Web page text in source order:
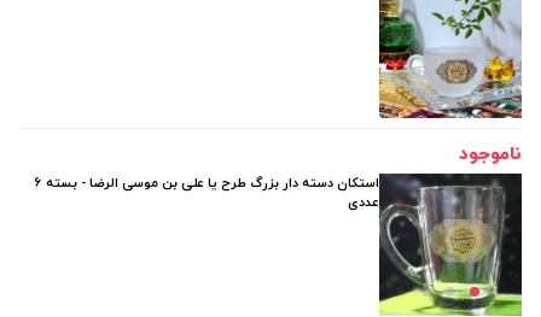
ناموجود
استکان دسته دار بزرگ طرح یا علی بن موسی الرضا - بسته 6
عددی